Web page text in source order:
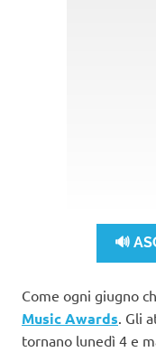
🔊
Come ogni giugno
Music Awards . Gli
tornano lunedì 4 e